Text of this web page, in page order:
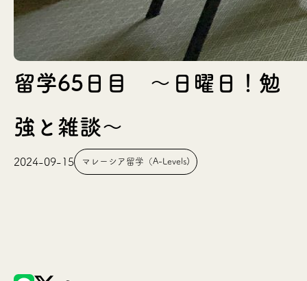
留学65日目 〜日曜日！勉
強と雑談〜
2024-09-15 マレーシア留学（A-Levels)